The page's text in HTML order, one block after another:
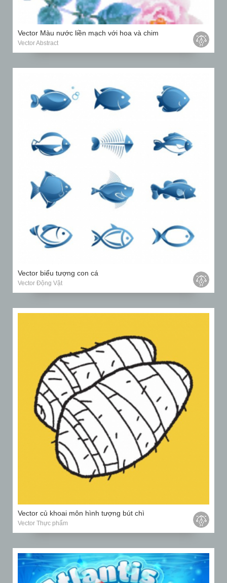
Vector Màu nước liền mạch với hoa và chim
Vector Abstract
Vector biểu tượng con cá
Vector Động Vật
Vector củ khoai môn hình tượng bút chì
Vector Thực phẩm